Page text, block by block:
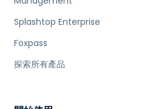
Splashtop Enterprise
Foxpass
探索所有產品